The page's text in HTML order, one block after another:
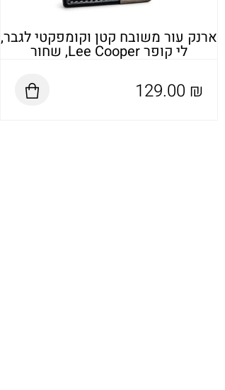
ארנק עור משובח קטן וקומפקטי לגבר,
לי קופר Lee Cooper, שחור
129.00 ₪